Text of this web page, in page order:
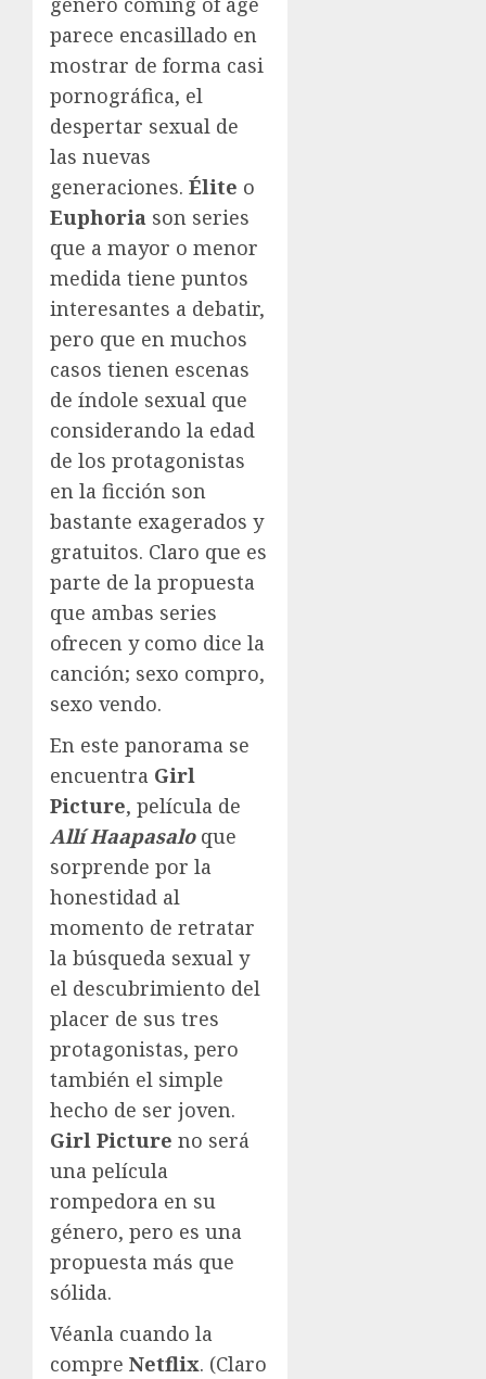
parece encasillado en
mostrar de forma casi
pornográfica, el
despertar sexual de
las nuevas
generaciones. Élite o
Euphoria son series
que a mayor o menor
medida tiene puntos
interesantes a debatir,
pero que en muchos
casos tienen escenas
de índole sexual que
considerando la edad
de los protagonistas
en la ficción son
bastante exagerados y
gratuitos. Claro que es
parte de la propuesta
que ambas series
ofrecen y como dice la
canción; sexo compro,
sexo vendo.
En este panorama se
encuentra Girl
Picture, película de
Allí Haapasaloque
sorprende por la
honestidad al
momento de retratar
la búsqueda sexual y
el descubrimiento del
placer de sus tres
protagonistas, pero
también el simple
hecho de ser joven.
Girl Picture no será
una película
rompedora en su
género, pero es una
propuesta más que
sólida.
Véanla cuando la
compre Netflix. (Claro